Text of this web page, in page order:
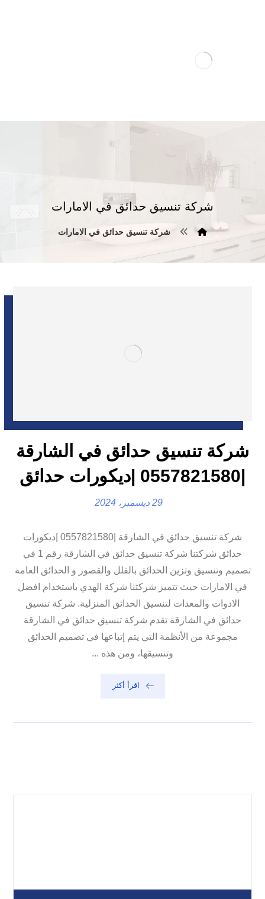
شركة تنسيق حدائق في الامارات
شركة تنسيق حدائق في الامارات
شركة تنسيق حدائق في الشارقة
29 ديسمبر، 2024
شركة تنسيق حدائق في الشارقة |0557821580 |ديكورات
حدائق شركتنا شركة تنسيق حدائق في الشارقة رقم 1 في
تصميم وتنسيق وتزين الحدائق بالفلل والقصور و الحدائق العامة
في الامارات حيث تتميز شركتنا شركة الهدي باستخدام افضل
الادوات والمعدات لتنسيق الحدائق المنزلية. شركة تنسيق
حدائق في الشارقة تقدم شركة تنسيق حدائق في الشارقة
مجموعة من الأنظمة التي يتم إتباعها في تصميم الحدائق
وتنسيقها، ومن هذه ...
اقرأ أكثر